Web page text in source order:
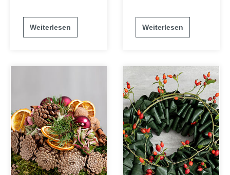
Weiterlesen Weiterlesen